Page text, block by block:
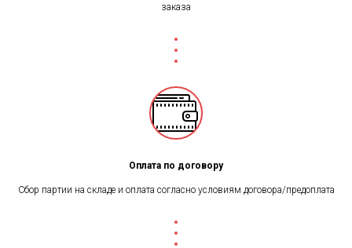
заказа
Оплата по договору
Сбор партии на складе и оплата согласно условиям договора/предоплата